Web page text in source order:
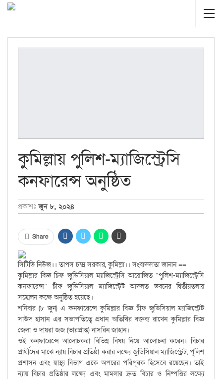
কুমিল্লায় পুলিশ-ম্যাজিস্ট্রেসি
কনফারেন্স অনুষ্ঠিত
প্রকাশঃ জুন ৮, ২০২৪
Share
সিটিভি নিউজ।। তাপস চন্দ্র সরকার, কুমিল্লা।। সংবাদদাতা জানান ==
কুমিল্লার বিজ্ঞ চিফ জুডিসিয়াল ম্যাজিস্ট্রেসি আয়োজিত “পুলিশ-ম্যাজিস্ট্রেসি
কনফারেন্স” চীফ জুডিসিয়াল ম্যাজিস্ট্রেট আদলত ভবনের দ্বিতীয়তলায়
সম্মেলন কক্ষে অনুষ্ঠিত হয়েছে।
শনিবার (৮ জুন) এ কনফারেন্সে কুমিল্লার বিজ্ঞ চীফ জুডিসিয়াল ম্যাজিস্ট্রেট
সাউদ হাসান এর সভাপতিত্বে প্রধান অতিথির বক্তব্য রাখেন কুমিল্লার বিজ্ঞ
জেলা ও দায়রা জজ (ভারপ্রাপ্ত) নাসরিন জাহান।
ওই কনফারেন্সে আলোচকরা বিভিন্ন বিষয় নিয়ে আলোচনা করেন। বিচার
প্রার্থীদের মাঝে ন্যায় বিচার প্রতিষ্ঠা করার লক্ষ্যে জুডিসিয়াল ম্যাজিস্ট্রেট, পুলিশ
প্রশাসন এবং স্বাস্থ্য বিভাগ একে অপরের পরিপূরক হিসেবে রয়েছেন। তাই
ন্যায় বিচার প্রতিষ্ঠার লক্ষ্যে এবং মামলার দ্রুত বিচার ও নিষ্পত্তির লক্ষ্যে